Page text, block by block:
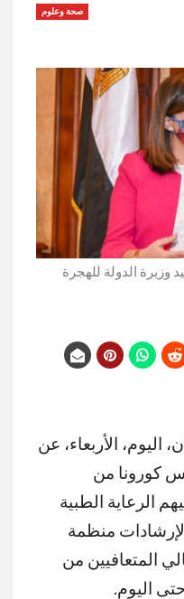
صحة وعلوم
وزيرة الدولة للهجرة
اليوم، الأربعاء، عن
كورونا من
الرعاية الطبية
لإرشادات منظمة
المتعافيين من